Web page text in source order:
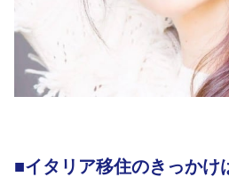
■イタリア移住のきっかけ